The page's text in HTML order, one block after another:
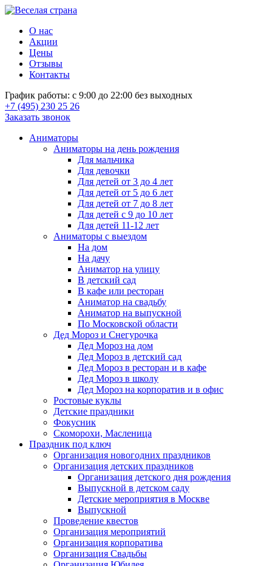
О нас
Акции
Цены
Отзывы
Контакты
График работы: с 9:00 до 22:00 без выходных
+7 (495) 230 25 26
Заказать звонок
Аниматоры
Аниматоры на день рождения
Для мальчика
Для девочки
Для детей от 3 до 4 лет
Для детей от 5 до 6 лет
Для детей от 7 до 8 лет
Для детей с 9 до 10 лет
Для детей 11-12 лет
Аниматоры с выездом
На дом
На дачу
Аниматор на улицу
В детский сад
В кафе или ресторан
Аниматор на свадьбу
Аниматор на выпускной
По Московской области
Дед Мороз и Снегурочка
Дед Мороз на дом
Дед Мороз в детский сад
Дед Мороз в ресторан и в кафе
Дед Мороз в школу
Дед Мороз на корпоратив и в офис
Ростовые куклы
Детские праздники
Фокусник
Скоморохи, Масленица
Праздник под ключ
Организация новогодних праздников
Организация детских праздников
Организация детского дня рождения
Выпускной в детском саду
Детские мероприятия в Москве
Выпускной
Проведение квестов
Организация мероприятий
Организация корпоратива
Организация Свадьбы